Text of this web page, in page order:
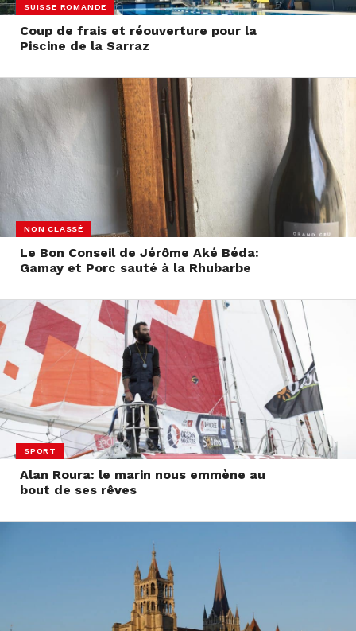
SUISSE ROMANDE
Coup de frais et réouverture pour la
Piscine de la Sarraz
NON CLASSÉ
Le Bon Conseil de Jérôme Aké Béda:
Gamay et Porc sauté à la Rhubarbe
SPORT
Alan Roura: le marin nous emmène au
bout de ses rêves